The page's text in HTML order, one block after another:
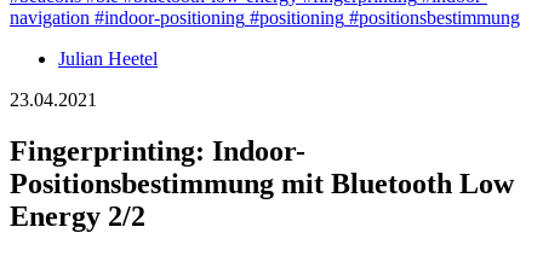
navigation #indoor-positioning #positioning #positionsbestimmung
Julian Heetel
23.04.2021
Fingerprinting: Indoor-
Positionsbestimmung mit Bluetooth Low
Energy 2/2